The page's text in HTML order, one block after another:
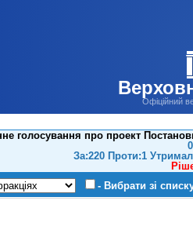
Офіційний
голосування про проект
За:220 Проти:1
- Вибрати зі